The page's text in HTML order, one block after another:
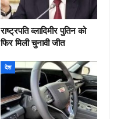
राष्ट्रपति व्लादिमीर पुतिन को
फिर मिली चुनावी जीत
देश